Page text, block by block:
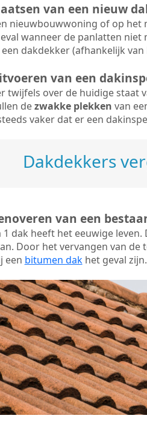
van een nieuw
nieuwbouwwoning of op het
wanneer de panlatten niet
dakdekker (afhankelijk
van een
twijfels over de huidige staat
dezwakke plekken van
vaker dat er een
Dakdekkers
van een
1 dak heeft het eeuwige leven.
Door het vervangen van de
een bitumen dakhet geval zijn.